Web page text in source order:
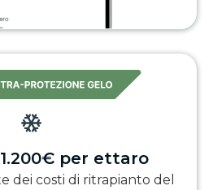
per ettaro
dei costi di ritrapianto del